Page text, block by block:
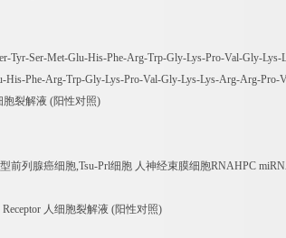
Tyr-Ser-Met-Glu-His-Phe-Arg-Trp-Gly-Lys-Pro-Val-Gly-
His-Phe-Arg-Trp-Gly-Lys-Pro-Val-Gly-Lys-Lys-Arg-Arg-Pro-
胞裂解液 (阳性对照)
前列腺癌细胞,Tsu-Prl细胞 人神经束膜细胞RNAHPC
人细胞裂解液 (阳性对照)